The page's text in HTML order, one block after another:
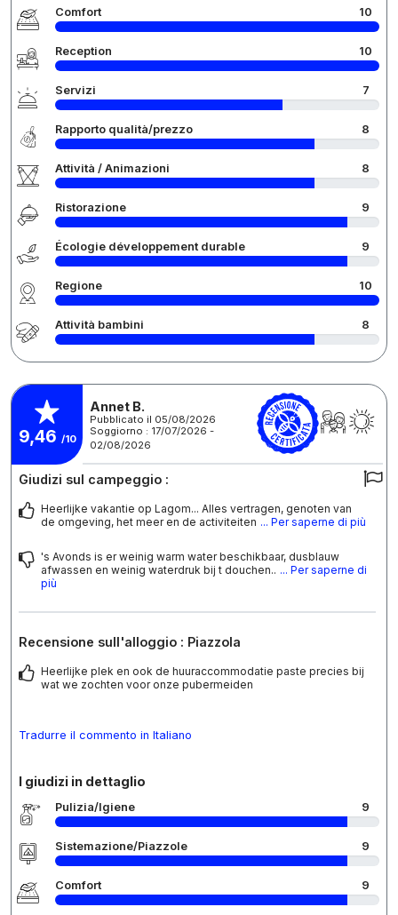
Comfort 10
Reception 10
Servizi 7
Rapporto qualità/prezzo 8
Attività / Animazioni 8
Ristorazione 9
Écologie développement durable 9
Regione 10
Attività bambini 8
9,46 /10
Annet B.
Pubblicato il 05/08/2026
Soggiorno : 17/07/2026 -
02/08/2026
Giudizi sul campeggio :
Heerlijke vakantie op Lagom... Alles vertragen, genoten van
de omgeving, het meer en de activiteiten ... Per saperne di più
's Avonds is er weinig warm water beschikbaar, dusblauw
afwassen en weinig waterdruk bij t douchen.. ... Per saperne di
più
Recensione sull'alloggio : Piazzola
Heerlijke plek en ook de huuraccommodatie paste precies bij
wat we zochten voor onze pubermeiden
Tradurre il commento in Italiano
I giudizi in dettaglio
Pulizia/Igiene 9
Sistemazione/Piazzole 9
Comfort 9